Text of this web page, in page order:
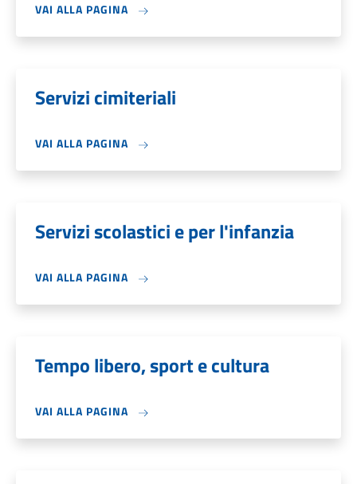
VAI ALLA PAGINA
Servizi cimiteriali
VAI ALLA PAGINA
Servizi scolastici e per l'infanzia
VAI ALLA PAGINA
Tempo libero, sport e cultura
VAI ALLA PAGINA